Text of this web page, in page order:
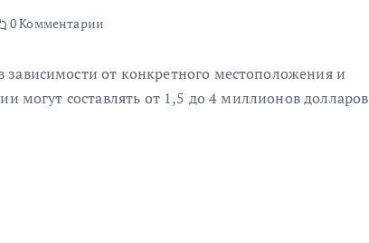
0 Комментарии
от конкретного местоположения и
могут составлять от 1,5 до 4 миллионов долларов